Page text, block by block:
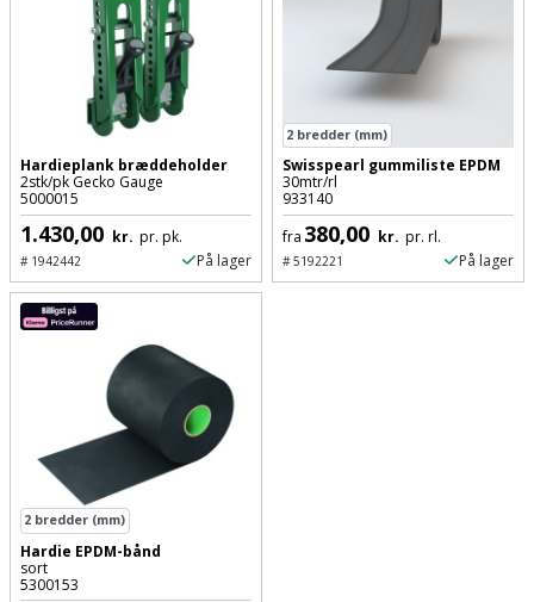
Hardieplank bræddeholder
2stk/pk Gecko Gauge
5000015
1.430,00 kr. pr. pk.
#1942442 På lager
2 bredder (mm)
Swisspearl gummiliste EPDM
30mtr/rl
933140
fra 380,00 kr. pr. rl.
#5192221 På lager
2 bredder (mm)
Hardie EPDM-bånd
sort
5300153